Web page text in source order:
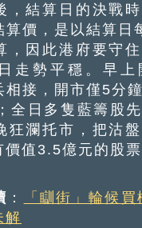
結算日的決戰時
算價，是以結算日
，因此港府要守
走勢平穩。早上
相接，開市僅5分
全日多隻藍籌股
狂瀾托市，把沽盤
值3.5億元的股票
：
「瞓街」輪候
解